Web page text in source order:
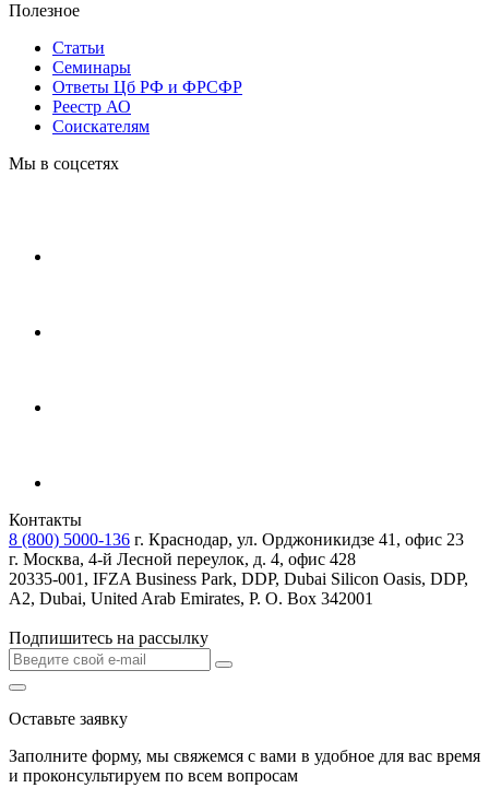
Полезное
Статьи
Cеминары
Ответы Цб РФ и ФРСФР
Реестр АО
Соискателям
Мы в соцсетях
Контакты
8 (800) 5000-136 г. Краснодар, ул. Орджоникидзе 41, офис 23
г. Москва, 4-й Лесной переулок, д. 4, офис 428
20335-001, IFZA Business Park, DDP, Dubai Silicon Oasis, DDP,
A2, Dubai, United Arab Emirates, P. O. Box 342001
Подпишитесь на рассылку
Оставьте заявку
Заполните форму, мы свяжемся с вами в удобное для вас время
и проконсультируем по всем вопросам